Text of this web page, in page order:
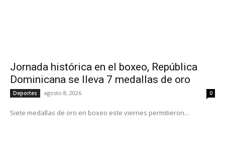
Jornada histórica en el boxeo, República
Dominicana se lleva 7 medallas de oro
Deportes agosto 8, 2026 0
Siete medallas de oro en boxeo este viernes permitieron...